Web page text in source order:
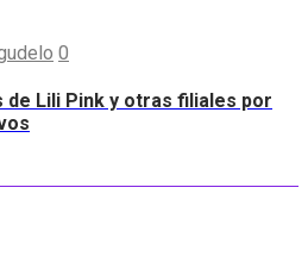
0
de Lili Pink y otras filiales por